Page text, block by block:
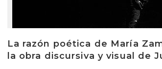
La razón poética de María
la obra discursiva y visual de